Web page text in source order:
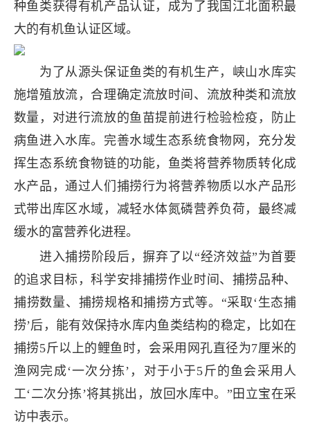
种鱼类获得有机产品认证，成为了我国江北面积最
大的有机鱼认证区域。
为了从源头保证鱼类的有机生产，峡山水库实
施增殖放流，合理确定流放时间、流放种类和流放
数量，对进行流放的鱼苗提前进行检验检疫，防止
病鱼进入水库。完善水域生态系统食物网，充分发
挥生态系统食物链的功能，鱼类将营养物质转化成
水产品，通过人们捕捞行为将营养物质以水产品形
式带出库区水域，减轻水体氮磷营养负荷，最终减
缓水的富营养化进程。
进入捕捞阶段后，摒弃了以“经济效益”为首要
的追求目标，科学安排捕捞作业时间、捕捞品种、
捕捞数量、捕捞规格和捕捞方式等。“采取‘生态捕
捞’后，能有效保持水库内鱼类结构的稳定，比如在
捕捞5斤以上的鲤鱼时，会采用网孔直径为7厘米的
渔网完成‘一次分拣’，对于小于5斤的鱼会采用人
工‘二次分拣’将其挑出，放回水库中。”田立宝在采
访中表示。